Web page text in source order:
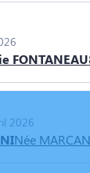
FONTANEAU
2026
Née